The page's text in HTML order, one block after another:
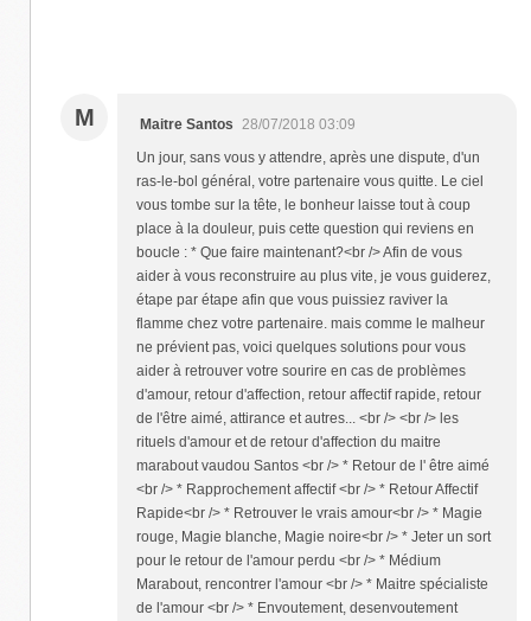
M Maitre Santos
28/07/2018 03:09
Un jour, sans vous y attendre, après une dispute, d'un
ras-le-bol général, votre partenaire vous quitte. Le ciel
vous tombe sur la tête, le bonheur laisse tout à coup
place à la douleur, puis cette question qui reviens en
boucle : * Que faire maintenant?<br /> Afin de vous
aider à vous reconstruire au plus vite, je vous guiderez,
étape par étape afin que vous puissiez raviver la
flamme chez votre partenaire. mais comme le malheur
ne prévient pas, voici quelques solutions pour vous
aider à retrouver votre sourire en cas de problèmes
d'amour, retour d'affection, retour affectif rapide, retour
de l'être aimé, attirance et autres... <br /> <br /> les
rituels d'amour et de retour d'affection du maitre
marabout vaudou Santos <br /> * Retour de l' être aimé
<br /> * Rapprochement affectif <br /> * Retour Affectif
Rapide<br /> * Retrouver le vrais amour<br /> * Magie
rouge, Magie blanche, Magie noire<br /> * Jeter un sort
pour le retour de l'amour perdu <br /> * Médium
Marabout, rencontrer l'amour <br /> * Maitre spécialiste
de l'amour <br /> * Envoutement, desenvoutement